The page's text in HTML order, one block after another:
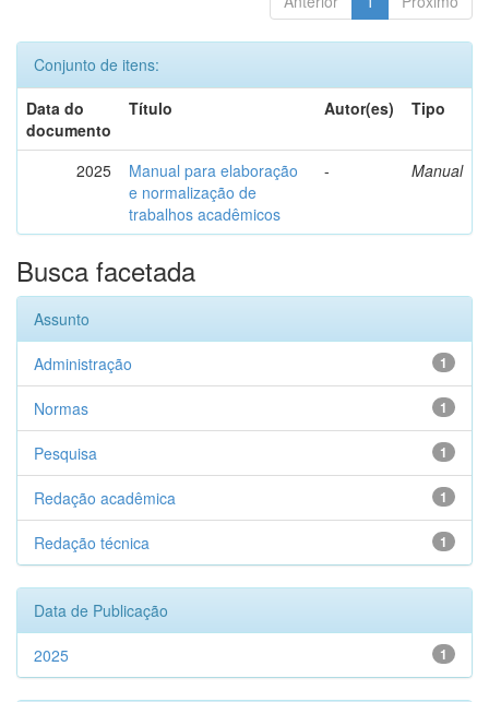
Conjunto de itens:
Data do
documento
Título Autor(es) Tipo
2025
Manual para elaboração
e normalização de
trabalhos acadêmicos
- Manual
Busca facetada
Assunto
1
Administração
1
Normas
1
Pesquisa
1
Redação acadêmica
1
Redação técnica
Data de Publicação
1
2025